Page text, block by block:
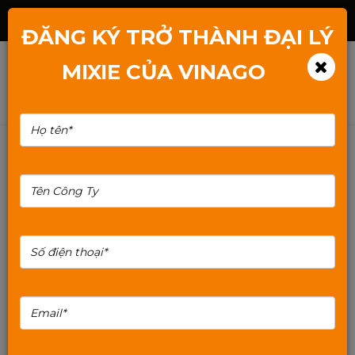
ĐĂNG KÝ TRỞ THÀNH ĐẠI LÝ
MIXIE CỦA VINAGO